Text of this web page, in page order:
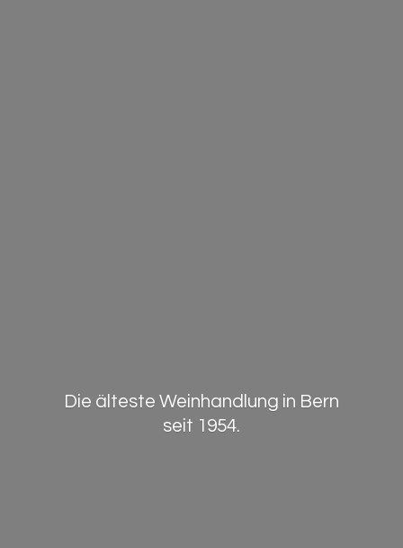
Die älteste Weinhandlung in Bern
seit 1954.